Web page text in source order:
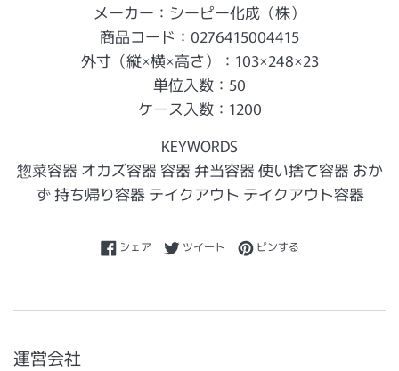
メーカー：シーピー化成（株）
商品コード：0276415004415
外寸（縦×横×高さ）：103×248×23
単位入数：50
ケース入数：1200
KEYWORDS
惣菜容器 オカズ容器 容器 弁当容器 使い捨て容器 おか
ず 持ち帰り容器 テイクアウト テイクアウト容器
シェアFacebookでシェアする
ツイートTwitterに投稿する
ピンするPinterestでピンする
運営会社